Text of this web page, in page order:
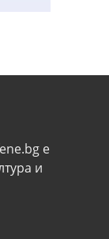
e
и